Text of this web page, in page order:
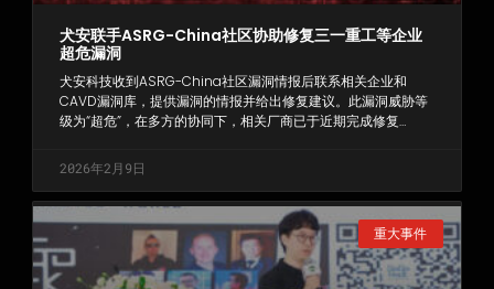
犬安联手ASRG-China社区协助修复三一重工等企业
超危漏洞
犬安科技收到ASRG-China社区漏洞情报后联系相关企业和
CAVD漏洞库，提供漏洞的情报并给出修复建议。此漏洞威胁等
级为“超危”，在多方的协同下，相关厂商已于近期完成修复…
2026年2月9日
重大事件